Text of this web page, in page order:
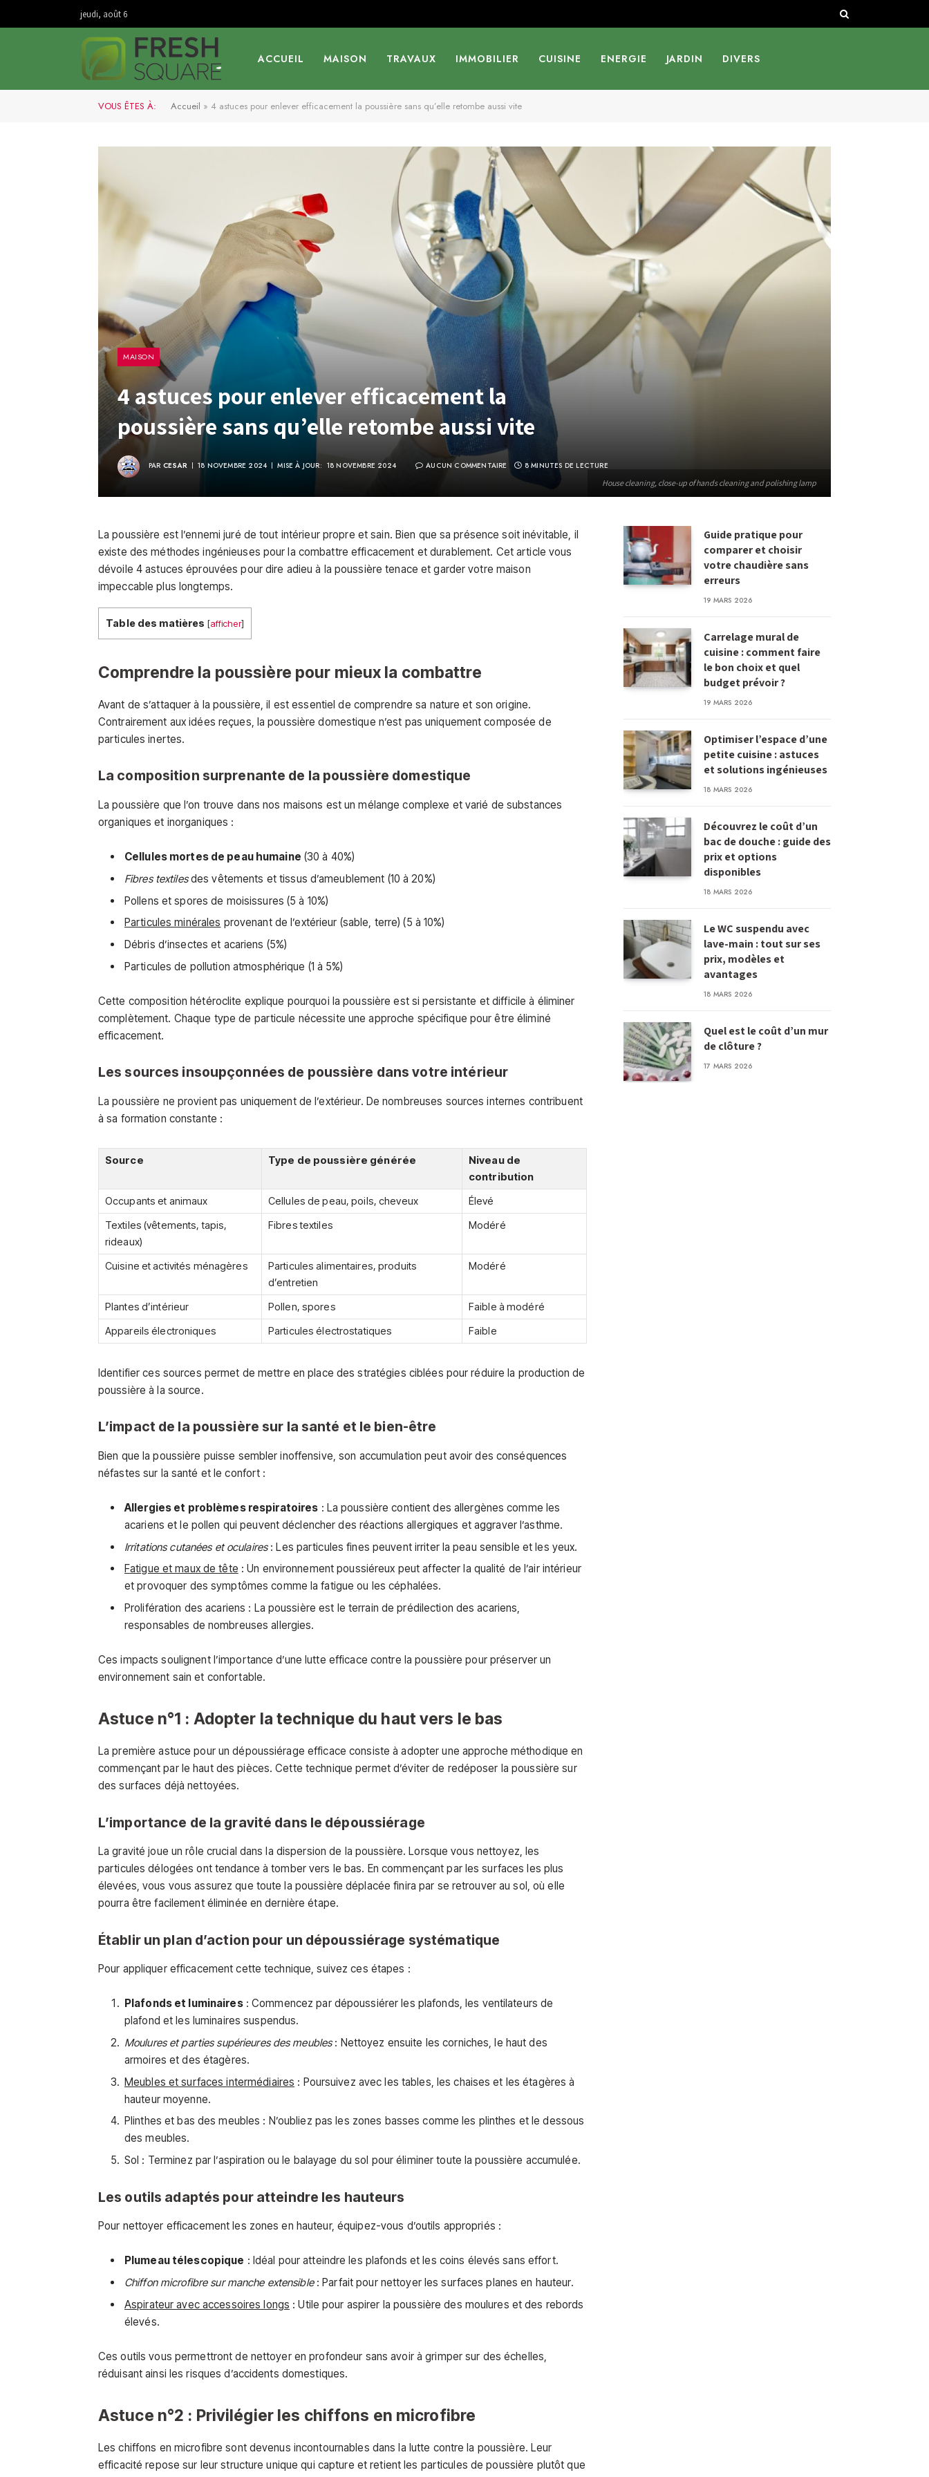
jeudi, août 6
ACCUEIL MAISON TRAVAUX IMMOBILIER CUISINE ENERGIE JARDIN DIVERS
VOUS ÊTES À: Accueil » 4 astuces pour enlever efficacement la poussière sans qu’elle retombe aussi vite
House cleaning, close-up of hands cleaning and polishing lamp
MAISON
4 astuces pour enlever efficacement la
poussière sans qu’elle retombe aussi vite
PAR CESAR 18 NOVEMBRE 2024 MISE À JOUR: 18 NOVEMBRE 2024 AUCUN COMMENTAIRE 8 MINUTES DE LECTURE
La poussière est l’ennemi juré de tout intérieur propre et sain. Bien que sa présence soit inévitable, il
existe des méthodes ingénieuses pour la combattre efficacement et durablement. Cet article vous
dévoile 4 astuces éprouvées pour dire adieu à la poussière tenace et garder votre maison
impeccable plus longtemps.
Table des matières [afficher]
Comprendre la poussière pour mieux la combattre
Avant de s’attaquer à la poussière, il est essentiel de comprendre sa nature et son origine.
Contrairement aux idées reçues, la poussière domestique n’est pas uniquement composée de
particules inertes.
La composition surprenante de la poussière domestique
La poussière que l’on trouve dans nos maisons est un mélange complexe et varié de substances
organiques et inorganiques :
Cellules mortes de peau humaine (30 à 40%)
Fibres textilesdes vêtements et tissus d’ameublement (10 à 20%)
Pollens et spores de moisissures (5 à 10%)
Particules minérales provenant de l’extérieur (sable, terre) (5 à 10%)
Débris d’insectes et acariens (5%)
Particules de pollution atmosphérique (1 à 5%)
Cette composition hétéroclite explique pourquoi la poussière est si persistante et difficile à éliminer
complètement. Chaque type de particule nécessite une approche spécifique pour être éliminé
efficacement.
Les sources insoupçonnées de poussière dans votre intérieur
La poussière ne provient pas uniquement de l’extérieur. De nombreuses sources internes contribuent
à sa formation constante :
Source Type de poussière générée
Niveau de
contribution
Occupants et animaux
Cellules de peau, poils, cheveux
Élevé
Textiles (vêtements, tapis,
rideaux)
Fibres textiles Modéré
Cuisine et activités ménagères
Particules alimentaires, produits
d’entretien
Modéré
Plantes d’intérieur Pollen, spores
Faible à modéré
Appareils électroniques
Particules électrostatiques Faible
Identifier ces sources permet de mettre en place des stratégies ciblées pour réduire la production de
poussière à la source.
L’impact de la poussière sur la santé et le bien-être
Bien que la poussière puisse sembler inoffensive, son accumulation peut avoir des conséquences
néfastes sur la santé et le confort :
Allergies et problèmes respiratoires : La poussière contient des allergènes comme les
acariens et le pollen qui peuvent déclencher des réactions allergiques et aggraver l’asthme.
Irritations cutanées et oculaires: Les particules fines peuvent irriter la peau sensible et les yeux.
Fatigue et maux de tête : Un environnement poussiéreux peut affecter la qualité de l’air intérieur
et provoquer des symptômes comme la fatigue ou les céphalées.
Prolifération des acariens : La poussière est le terrain de prédilection des acariens,
responsables de nombreuses allergies.
Ces impacts soulignent l’importance d’une lutte efficace contre la poussière pour préserver un
environnement sain et confortable.
Astuce n°1 : Adopter la technique du haut vers le bas
La première astuce pour un dépoussiérage efficace consiste à adopter une approche méthodique en
commençant par le haut des pièces. Cette technique permet d’éviter de redéposer la poussière sur
des surfaces déjà nettoyées.
L’importance de la gravité dans le dépoussiérage
La gravité joue un rôle crucial dans la dispersion de la poussière. Lorsque vous nettoyez, les
particules délogées ont tendance à tomber vers le bas. En commençant par les surfaces les plus
élevées, vous vous assurez que toute la poussière déplacée finira par se retrouver au sol, où elle
pourra être facilement éliminée en dernière étape.
Établir un plan d’action pour un dépoussiérage systématique
Pour appliquer efficacement cette technique, suivez ces étapes :
Plafonds et luminaires: Commencez par dépoussiérer les plafonds, les ventilateurs de
plafond et les luminaires suspendus.
Moulures et parties supérieures des meubles: Nettoyez ensuite les corniches, le haut des
armoires et des étagères.
Meubles et surfaces intermédiaires : Poursuivez avec les tables, les chaises et les étagères à
hauteur moyenne.
Plinthes et bas des meubles : N’oubliez pas les zones basses comme les plinthes et le dessous
des meubles.
Sol : Terminez par l’aspiration ou le balayage du sol pour éliminer toute la poussière accumulée.
Les outils adaptés pour atteindre les hauteurs
Pour nettoyer efficacement les zones en hauteur, équipez-vous d’outils appropriés :
Plumeau télescopique : Idéal pour atteindre les plafonds et les coins élevés sans effort.
Chiffon microfibre sur manche extensible: Parfait pour nettoyer les surfaces planes en hauteur.
Aspirateur avec accessoires longs : Utile pour aspirer la poussière des moulures et des rebords
élevés.
Ces outils vous permettront de nettoyer en profondeur sans avoir à grimper sur des échelles,
réduisant ainsi les risques d’accidents domestiques.
Astuce n°2 : Privilégier les chiffons en microfibre
Les chiffons en microfibre sont devenus incontournables dans la lutte contre la poussière. Leur
efficacité repose sur leur structure unique qui capture et retient les particules de poussière plutôt que
Guide pratique pour
comparer et choisir
votre chaudière sans
erreurs
19 MARS 2026
Carrelage mural de
cuisine : comment faire
le bon choix et quel
budget prévoir ?
19 MARS 2026
Optimiser l’espace d’une
petite cuisine : astuces
et solutions ingénieuses
18 MARS 2026
Découvrez le coût d’un
bac de douche : guide des
prix et options
disponibles
18 MARS 2026
Le WC suspendu avec
lave-main : tout sur ses
prix, modèles et
avantages
18 MARS 2026
Quel est le coût d’un mur
de clôture ?
17 MARS 2026